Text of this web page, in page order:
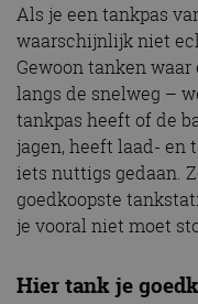
Als je een tankpas
waarschijnlijk niet
Gewoon tanken
langs de snelweg –
tankpas heeft of de
jagen, heeft laad- en
iets nuttigs gedaan.
goedkoopste
je vooral niet moet
Hier tank je